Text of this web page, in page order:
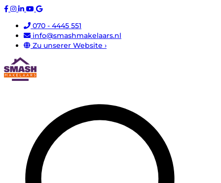
070 - 4445 551
info@smashmakelaars.nl
Zu unserer Website ›